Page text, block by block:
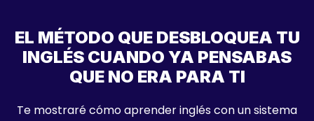
EL MÉTODO QUE DESBLOQUEA TU
INGLÉS CUANDO YA PENSABAS
QUE NO ERA PARA TI
Te mostraré cómo aprender inglés con un sistema